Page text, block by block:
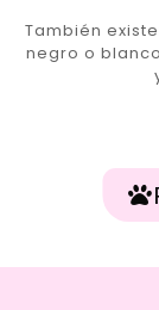
También
negro o